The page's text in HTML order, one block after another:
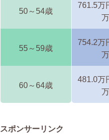
50～54歳
761.5万
55～59歳
754.2万
60～64歳
481.0万
スポンサーリンク